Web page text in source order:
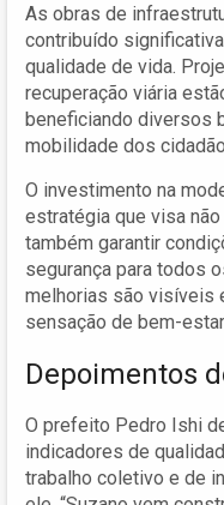
As obras de
contribuído
qualidade de vida.
recuperação viária
beneficiando diversos
mobilidade dos
O investimento na
estratégia que visa
também garantir
segurança para todos
melhorias são visíveis
sensação de bem-
Depoimentos
O prefeito Pedro Ishi
indicadores de
trabalho coletivo e de